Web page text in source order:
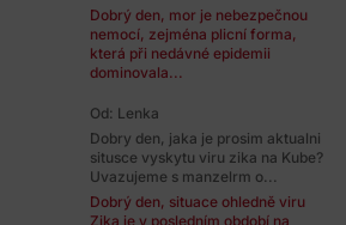
Dobrý den, mor je nebezpečnou
nemocí, zejména plicní forma,
která při nedávné epidemii
dominovala...
Od: Lenka
Dobry den, jaka je prosim aktualni
situsce vyskytu viru zika na Kube?
Uvazujeme s manzelrm o...
Dobrý den, situace ohledně viru
Zika je v posledním období na